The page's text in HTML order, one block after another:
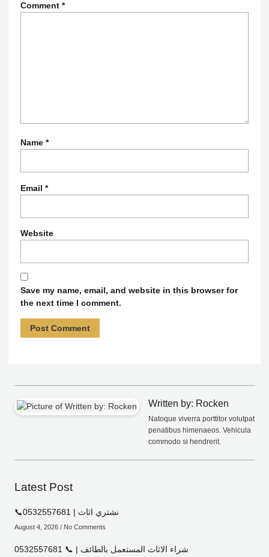
Comment *
Name *
Email *
Website
Save my name, email, and website in this browser for
the next time I comment.
Written by: Rocken
Natoque viverra porttitor volutpat
penatibus himenaeos. Vehicula
commodo si hendrerit.
Latest Post
📞0532557681 | نشتري اثاث
August 4, 2026 No Comments
شراء الاثاث المستعمل بالطائف | 📞 0532557681